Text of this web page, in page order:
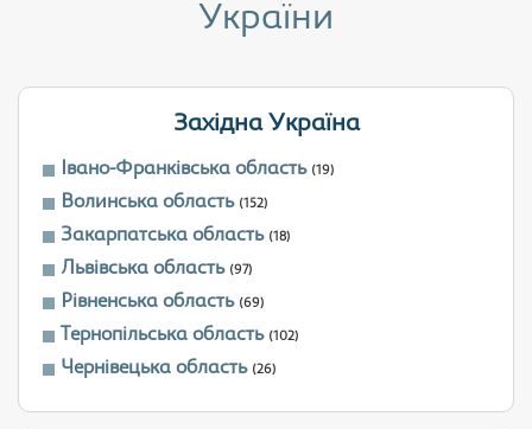
України
Західна Україна
Івано-Франківська область (19)
Волинська область (152)
Закарпатська область (18)
Львівська область (97)
Рівненська область (69)
Тернопільська область (102)
Чернівецька область (26)